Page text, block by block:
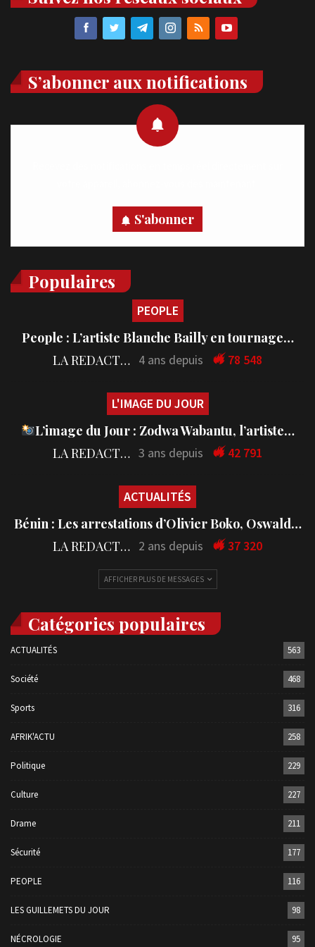
S’abonner aux notifications
S'abonner
Populaires
PEOPLE
People : L’artiste Blanche Bailly en tournage…
LA REDACTION 4 ans depuis 78 548
L'IMAGE DU JOUR
L’image du Jour : Zodwa Wabantu, l’artiste…
LA REDACTION 3 ans depuis 42 791
ACTUALITÉS
Bénin : Les arrestations d’Olivier Boko, Oswald…
LA REDACTION 2 ans depuis 37 320
AFFICHER PLUS DE MESSAGES
Catégories populaires
ACTUALITÉS 563
Société 468
Sports 316
AFRIK'ACTU 258
Politique 229
Culture 227
Drame 211
Sécurité 177
PEOPLE 116
LES GUILLEMETS DU JOUR 98
NÉCROLOGIE 95